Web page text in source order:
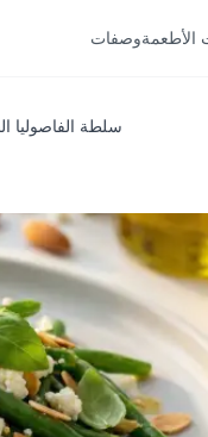
وصفاتالأطعمة
سلطة الفاصوليا